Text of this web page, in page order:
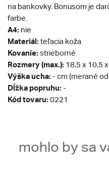
na bankovky. Bonusom je
farbe.
A4: nie
Materiál: teľacia koža
Kovanie: strieborné
Rozmery (max.): 18,5 x 10,5
Výška ucha: - cm (merané
Dĺžka popruhu: -
Kód tovaru: 0221
mohlo by sa